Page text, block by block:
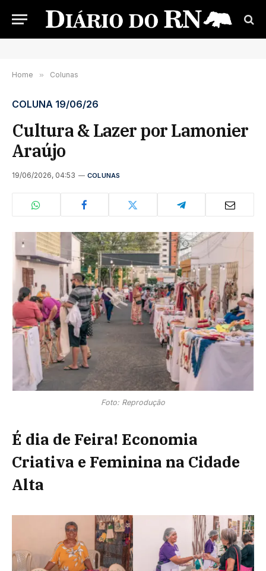
Home » Colunas
COLUNA 19/06/26
Cultura & Lazer por Lamonier
Araújo
19/06/2026, 04:53 COLUNAS
Foto: Reprodução
É dia de Feira! Economia
Criativa e Feminina na Cidade
Alta